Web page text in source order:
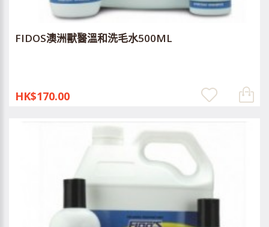
FIDOS澳洲獸醫溫和洗毛水500ML
HK$170.00